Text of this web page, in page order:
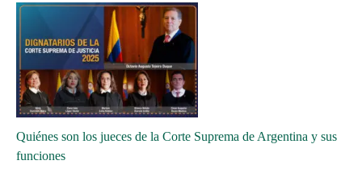
Quiénes son los jueces de la Corte Suprema de Argentina y sus
funciones